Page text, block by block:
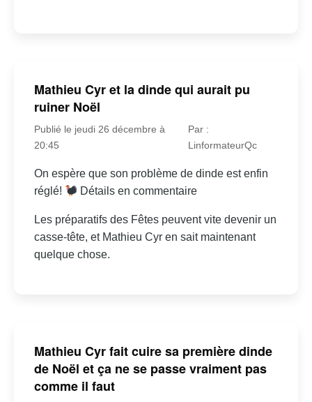
Mathieu Cyr et la dinde qui aurait pu
ruiner Noël
Publié le jeudi 26 décembre à
20:45
Par :
LinformateurQc
On espère que son problème de dinde est enfin
réglé!
Détails en commentaire
Les préparatifs des Fêtes peuvent vite devenir un
casse-tête, et Mathieu Cyr en sait maintenant
quelque chose.
Mathieu Cyr fait cuire sa première dinde
de Noël et ça ne se passe vraiment pas
comme il faut